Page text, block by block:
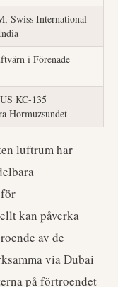
Swiss International
i Förenade
KC-135
Hormuzsundet
luftrum har
kan påverka
av de
via Dubai
på förtroendet